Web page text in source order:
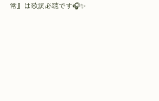
常』は歌詞必聴です🎧✨